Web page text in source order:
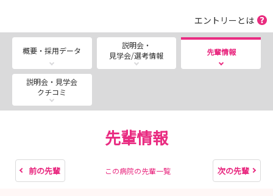
HPまたはお電話・メールにてお申込みください。
URL：https://www.chiba-saiseikai.com/
https://www.chiba-saiseikai.com/nurse/
電話：047-473-1281
mail：jinji@chiba-saiseikai.com
kango@chiba-saiseikai.com
エントリーとは
概要・採用データ
説明会・
見学会/選考情報
先輩情報
説明会・見学会
クチコミ
先輩情報
前の先輩 この病院の先輩一覧 次の先輩